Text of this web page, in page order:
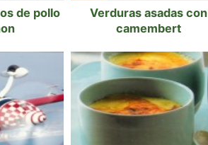
de pollo
Verduras asadas con
camembert